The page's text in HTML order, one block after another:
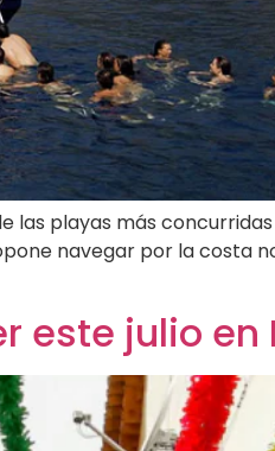
playas más
navegar por la costa
este julio en